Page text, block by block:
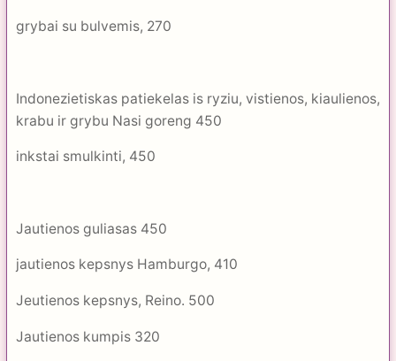
grybai su bulvemis, 270
Indonezietiskas patiekelas is ryziu, vistienos, kiaulienos,
krabu ir grybu Nasi goreng 450
inkstai smulkinti, 450
Jautienos guliasas 450
jautienos kepsnys Hamburgo, 410
Jeutienos kepsnys, Reino. 500
Jautienos kumpis 320